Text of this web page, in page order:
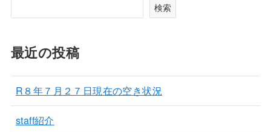
検索
最近の投稿
R８年７月２７日現在の空き状況
staff紹介